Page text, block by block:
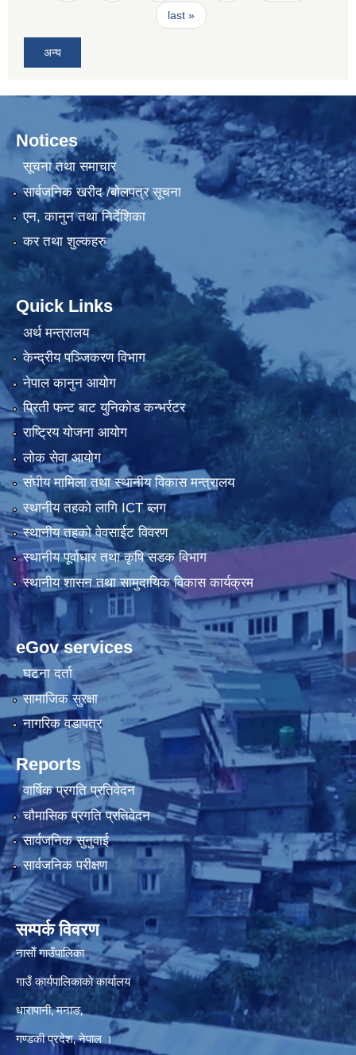
last »
अन्य
Notices
सूचना तथा समाचार
सार्वजनिक खरीद /बोलपत्र सूचना
एन, कानुन तथा निर्देशिका
कर तथा शुल्कहरु
Quick Links
अर्थ मन्त्रालय
केन्द्रीय पञ्जिकरण विभाग
नेपाल कानुन आयोग
प्रिती फन्ट बाट युनिकोड कन्भर्रटर
राष्ट्रिय योजना आयोग
लोक सेवा आयोग
संघीय मामिला तथा स्थानीय विकास मन्त्रालय
स्थानीय तहको लागि ICT ब्लग
स्थानीय तहको वेवसाईट विवरण
स्थानीय पूर्वाधार तथा कृषि सडक विभाग
स्थानीय शासन तथा सामुदायिक विकास कार्यक्रम
eGov services
घटना दर्ता
सामाजिक सुरक्षा
नागरिक वडापत्र
Reports
वार्षिक प्रगति प्रतिवेदन
चौमासिक प्रगति प्रतिवेदन
सार्वजनिक सुनुवाई
सार्वजनिक परीक्षण
सम्पर्क विवरण
नासाेँ गाउँपालिका
गाउँ कार्यपालिकाकाे कार्यालय
धारापानी‚ मनाङ‚
गण्डकी प्रदेश‚ नेपाल ।